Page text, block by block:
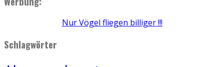
Nur Vögel fliegen billiger !!!
Schlagwörter